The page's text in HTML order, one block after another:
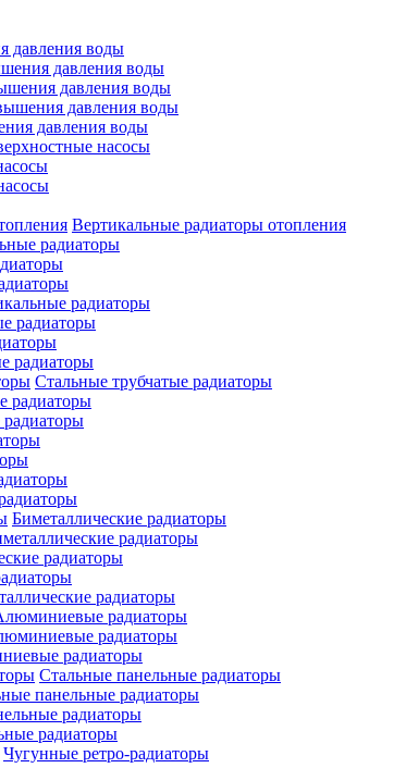
давления воды
давления воды
давления воды
давления воды
давления воды
насосы
Вертикальные радиаторы отопления
радиаторы
радиаторы
радиаторы
радиаторы
Стальные трубчатые радиаторы
Биметаллические радиаторы
радиаторы
радиаторы
радиаторы
радиаторы
радиаторы
радиаторы
Стальные панельные радиаторы
панельные радиаторы
радиаторы
радиаторы
Чугунные ретро-радиаторы